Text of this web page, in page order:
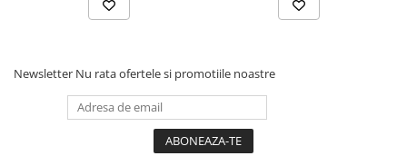
Newsletter Nu rata ofertele si promotiile noastre